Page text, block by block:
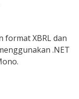
format XBRL dan
.NET